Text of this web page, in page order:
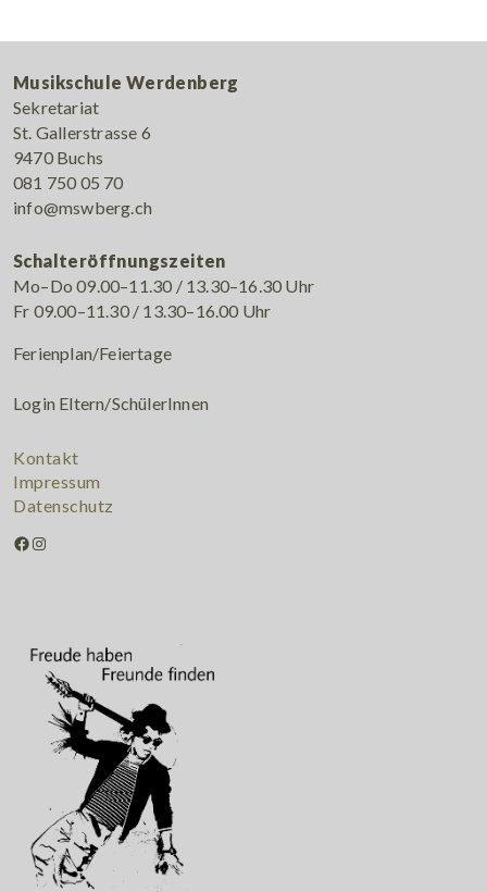
Musikschule Werdenberg
Sekretariat
St. Gallerstrasse 6
9470 Buchs
081 750 05 70
info@mswberg.ch
Schalteröffnungszeiten
Mo–Do 09.00–11.30 / 13.30–16.30 Uhr
Fr 09.00–11.30 / 13.30–16.00 Uhr
Ferienplan/Feiertage
Login Eltern/SchülerInnen
Kontakt
Impressum
Datenschutz
Facebook Instagram